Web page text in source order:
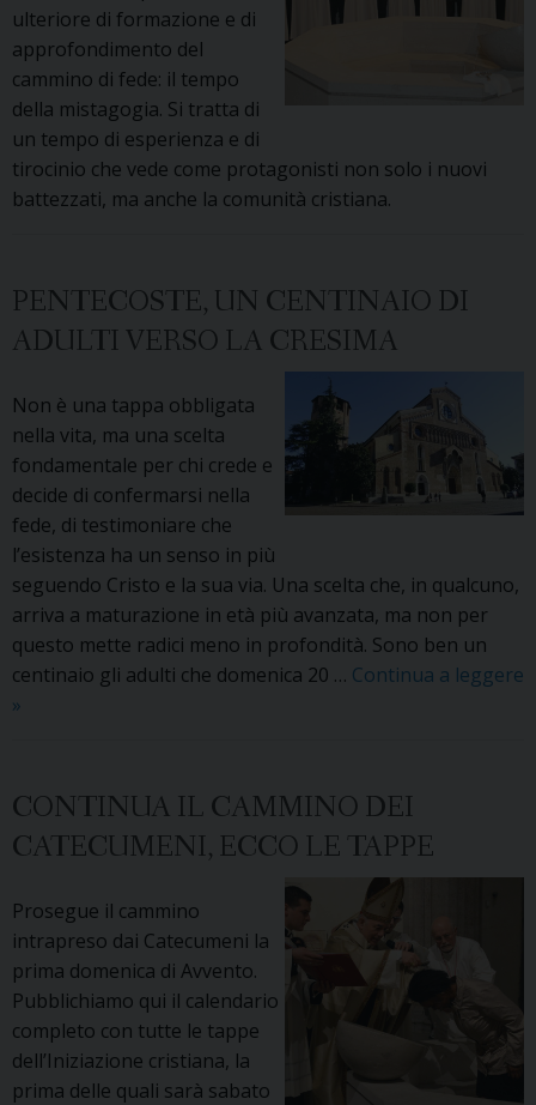
ulteriore di formazione e di
approfondimento del
cammino di fede: il tempo
della mistagogia. Si tratta di
un tempo di esperienza e di
tirocinio che vede come protagonisti non solo i nuovi
battezzati, ma anche la comunità cristiana.
PENTECOSTE, UN CENTINAIO DI
ADULTI VERSO LA CRESIMA
Non è una tappa obbligata
nella vita, ma una scelta
fondamentale per chi crede e
decide di confermarsi nella
fede, di testimoniare che
l’esistenza ha un senso in più
seguendo Cristo e la sua via. Una scelta che, in qualcuno,
arriva a maturazione in età più avanzata, ma non per
questo mette radici meno in profondità. Sono ben un
centinaio gli adulti che domenica 20 … Continua a leggere
Pentecoste,
di
adulti
verso
Cresima
»
CONTINUA IL CAMMINO DEI
CATECUMENI, ECCO LE TAPPE
Prosegue il cammino
intrapreso dai Catecumeni la
prima domenica di Avvento.
Pubblichiamo qui il calendario
completo con tutte le tappe
dell’Iniziazione cristiana, la
prima delle quali sarà sabato